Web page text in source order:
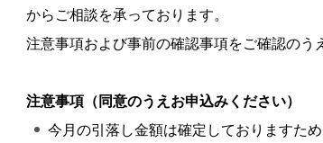
からご相談を承っております。
注意事項および事前の確認事項をご確認のう
注意事項（同意のうえお申込みください）
今月の引落し金額は確定しておりますた